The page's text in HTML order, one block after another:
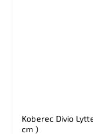
Koberec Divio
cm )